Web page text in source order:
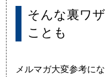
そんな裏ワ
ことも
メルマガ大変参考に